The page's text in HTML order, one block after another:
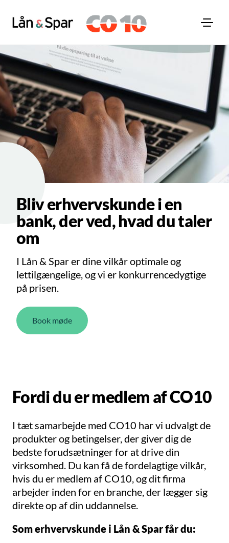
Bliv erhvervskunde i en
bank, der ved, hvad du taler
om
I Lån & Spar er dine vilkår optimale og
lettilgængelige, og vi er konkurrencedygtige
på prisen.
Book møde
Fordi du er medlem af CO10
I tæt samarbejde med CO10 har vi udvalgt de
produkter og betingelser, der giver dig de
bedste forudsætninger for at drive din
virksomhed. Du kan få de fordelagtige vilkår,
hvis du er medlem af CO10, og dit firma
arbejder inden for en branche, der lægger sig
direkte op af din uddannelse.
Som erhvervskunde i Lån & Spar får du: